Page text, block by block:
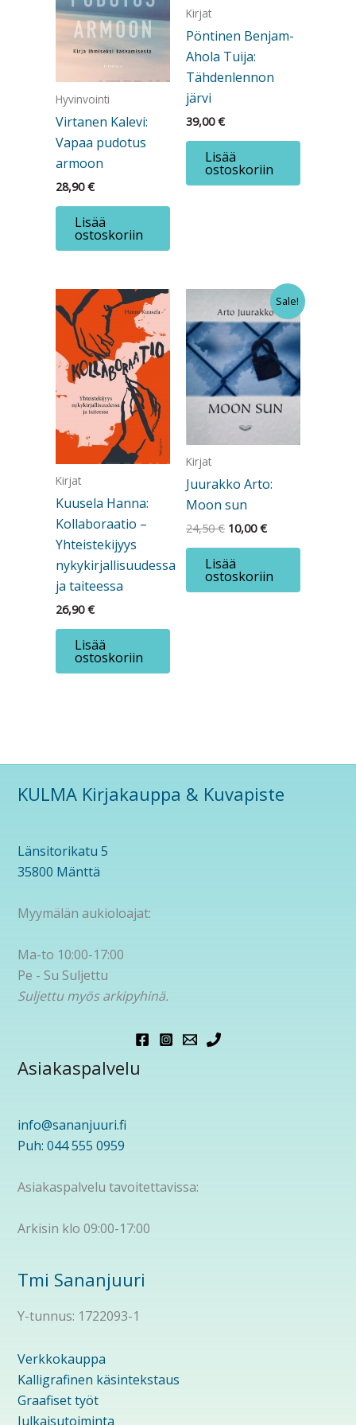
Hyvinvointi
Virtanen Kalevi:
Vapaa pudotus
armoon
28,90€
Lisää
ostoskoriin
Kirjat
Pöntinen Benjam-
Ahola Tuija:
Tähdenlennon
järvi
39,00€
Lisää
ostoskoriin
Kirjat
Kuusela Hanna:
Kollaboraatio –
Yhteistekijyys
nykykirjallisuudessa
ja taiteessa
26,90€
Lisää
ostoskoriin
Sale!
Kirjat
Juurakko Arto:
Moon sun
24,50€ Alkuperäinen
oli:
24,50 €.
10,00€Nykyinen
10,00 €.
Lisää
ostoskoriin
KULMA Kirjakauppa & Kuvapiste
Länsitorikatu 5
35800 Mänttä
Myymälän aukioloajat:
Ma-to 10:00-17:00
Pe - Su Suljettu
Suljettu myös arkipyhinä.
Asiakaspalvelu
info@sananjuuri.fi
Puh: 044 555 0959
Asiakaspalvelu tavoitettavissa:
Arkisin klo 09:00-17:00
Tmi Sananjuuri
Y-tunnus: 1722093-1
Verkkokauppa
Kalligrafinen käsintekstaus
Graafiset työt
Julkaisutoiminta